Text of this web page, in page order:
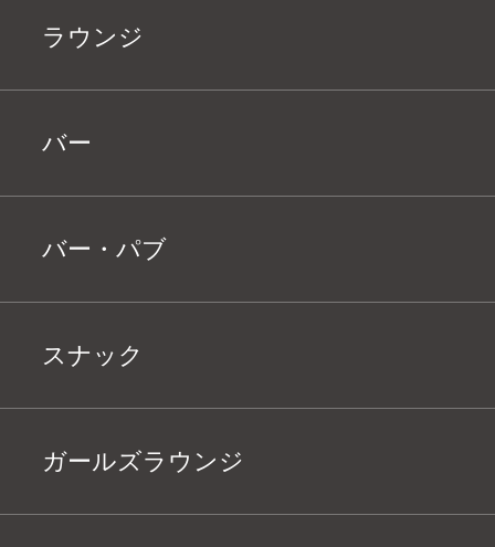
ラウンジ
バー
バー・パブ
スナック
ガールズラウンジ